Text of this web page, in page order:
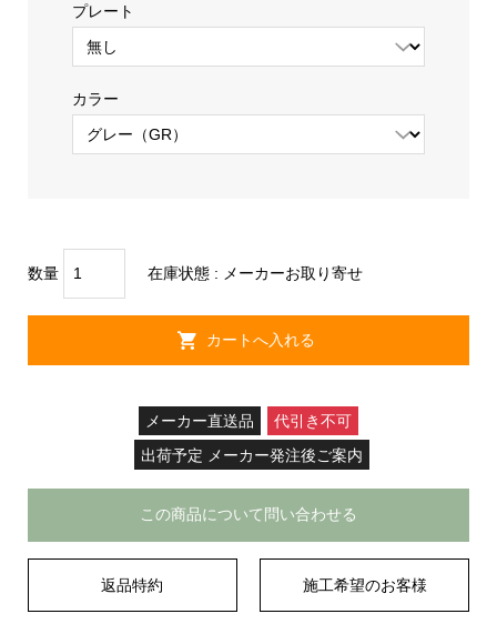
プレート
カラー
数量 在庫状態 : メーカーお取り寄せ
メーカー直送品
代引き不可
出荷予定 メーカー発注後ご案内
この商品について問い合わせる
返品特約 施工希望のお客様